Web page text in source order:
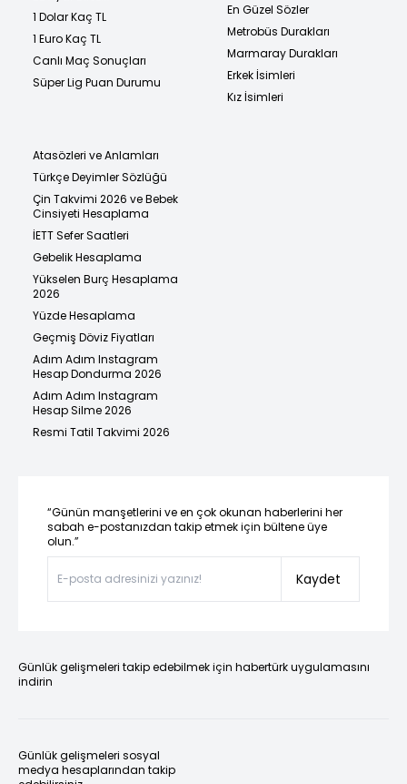
1 Dolar Kaç TL
1 Euro Kaç TL
Canlı Maç Sonuçları
Süper Lig Puan Durumu
En Güzel Sözler
Metrobüs Durakları
Marmaray Durakları
Erkek İsimleri
Kız İsimleri
Atasözleri ve Anlamları
Türkçe Deyimler Sözlüğü
Çin Takvimi 2026 ve Bebek
Cinsiyeti Hesaplama
İETT Sefer Saatleri
Gebelik Hesaplama
Yükselen Burç Hesaplama
2026
Yüzde Hesaplama
Geçmiş Döviz Fiyatları
Adım Adım Instagram
Hesap Dondurma 2026
Adım Adım Instagram
Hesap Silme 2026
Resmi Tatil Takvimi 2026
“Günün manşetlerini ve en çok okunan haberlerini her
sabah e-postanızdan takip etmek için bültene üye
olun.”
Kaydet
Günlük gelişmeleri takip edebilmek için habertürk uygulamasını
indirin
Günlük gelişmeleri sosyal
medya hesaplarından takip